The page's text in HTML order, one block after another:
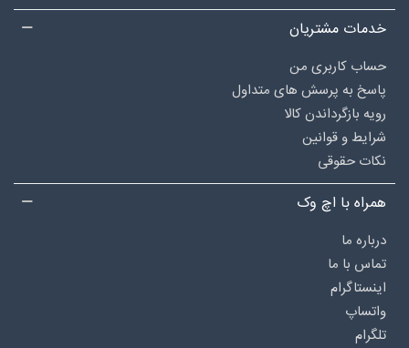
خدمات مشتریان
حساب کاربری من
پاسخ به پرسش های متداول
رویه بازگرداندن کالا
شرایط و قوانین
نکات حقوقی
همراه با اچ وک
درباره‌ ما
تماس با ما
اینستاگرام
واتساپ
تلگرام